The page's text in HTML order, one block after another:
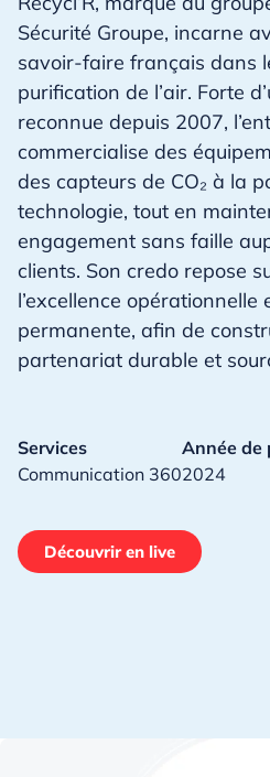
Sécurité Groupe, incarne
savoir-faire français dans
purification de l’air. Forte
reconnue depuis 2007,
commercialise des
des capteurs de CO₂ à la
technologie, tout en
engagement sans faille
clients. Son credo repose
l’excellence opérationnelle
permanente, afin de
partenariat durable et
Services
Communication 360
Année de
2024
Découvrir en live